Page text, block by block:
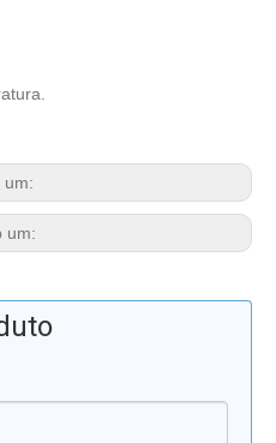
um:
um: